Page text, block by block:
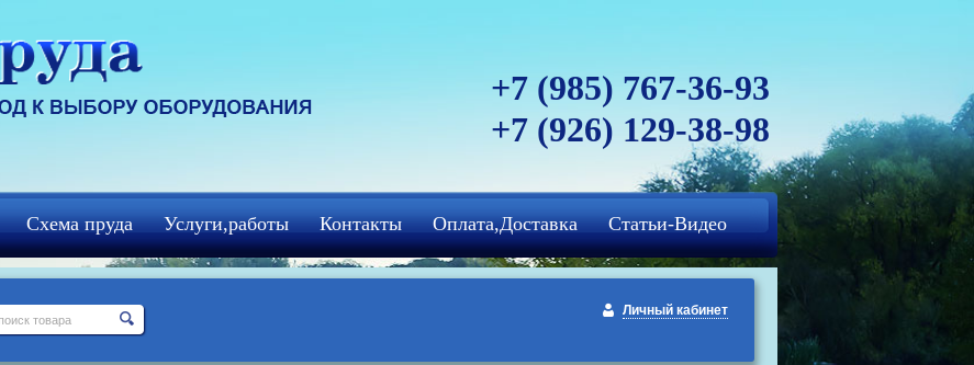
+7 (985) 767-36-93
+7 (926) 129-38-98
Схема пруда Услуги,работы Контакты Оплата,Доставка Статьи-Видео
Личный кабинет